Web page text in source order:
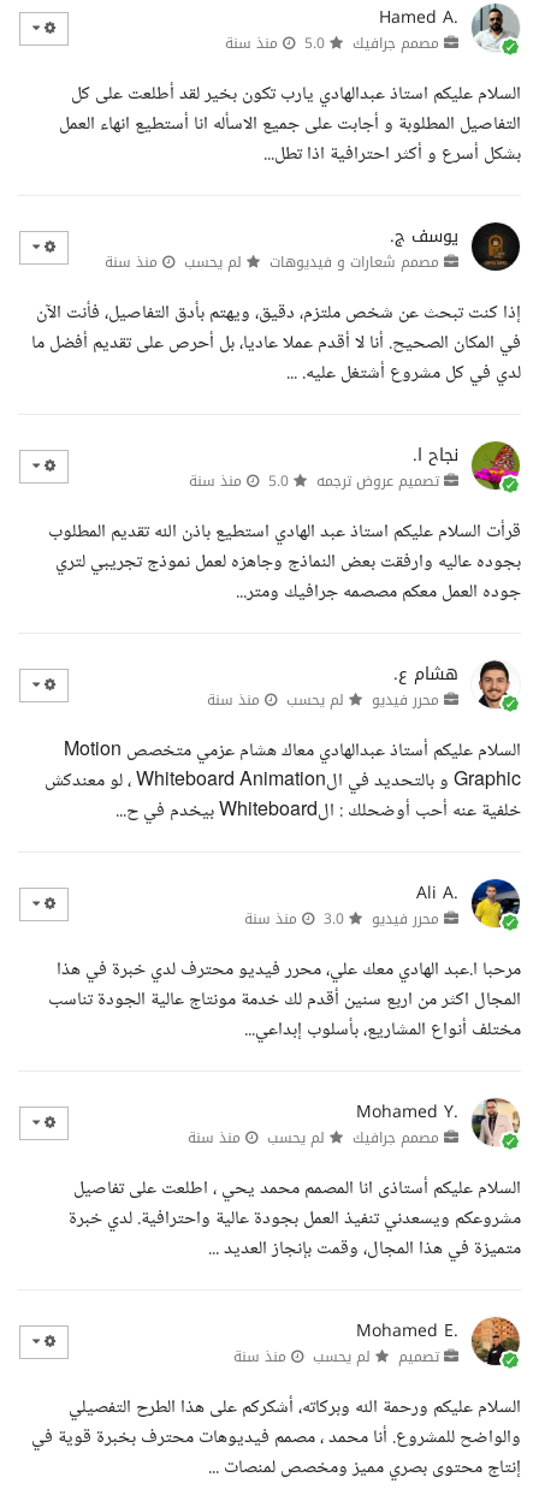
Hamed A.
مصمم جرافيك منذ سنة
السلام عليكم استاذ عبدالهادي يارب تكون بخير لقد أطلعت على كل
التفاصيل المطلوبة و أجابت على جميع الاسأله انا أستطيع انهاء العمل
بشكل أسرع و أكثر احترافية اذا تطل...
يوسف ج.
مصمم شعارات و فيديوهات لم يحسب منذ سنة
إذا كنت تبحث عن شخص ملتزم، دقيق، ويهتم بأدق التفاصيل، فأنت الآن
في المكان الصحيح. أنا لا أقدم عملا عاديا، بل أحرص على تقديم أفضل ما
لدي في كل مشروع أشتغل عليه. ...
نجاح ا.
تصميم عروض ترجمه منذ سنة
قرأت السلام عليكم استاذ عبد الهادي استطيع باذن الله تقديم المطلوب
بجوده عاليه وارفقت بعض النماذج وجاهزه لعمل نموذج تجريبي لتري
جوده العمل معكم مصصمه جرافيك ومتر...
هشام ع.
محرر فيديو لم يحسب منذ سنة
السلام عليكم أستاذ عبدالهادي معاك هشام عزمي متخصص Motion
Graphic و بالتحديد في الWhiteboard Animation ، لو معندكش
خلفية عنه أحب أوضحلك : الWhiteboard بيخدم في ح...
Ali A.
محرر فيديو منذ سنة
مرحبا ا.عبد الهادي معك علي، محرر فيديو محترف لدي خبرة في هذا
المجال اكثر من اربع سنين أقدم لك خدمة مونتاج عالية الجودة تناسب
مختلف أنواع المشاريع، بأسلوب إبداعي...
Mohamed Y.
مصمم جرافيك لم يحسب منذ سنة
السلام عليكم أستاذى انا المصمم محمد يحي ، اطلعت على تفاصيل
مشروعكم ويسعدني تنفيذ العمل بجودة عالية واحترافية. لدي خبرة
متميزة في هذا المجال، وقمت بإنجاز العديد ...
Mohamed E.
تصميم لم يحسب منذ سنة
السلام عليكم ورحمة الله وبركاته، أشكركم على هذا الطرح التفصيلي
والواضح للمشروع. أنا محمد ، مصمم فيديوهات محترف بخبرة قوية في
إنتاج محتوى بصري مميز ومخصص لمنصات ...